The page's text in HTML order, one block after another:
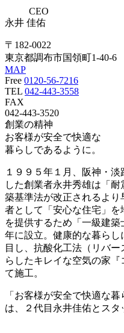
CEO
永井 佳佑
〒182-0022
東京都調布市国領町1-40-6
MAP
Free 0120-56-7216
TEL 042-443-3558
FAX
042-443-3520
創業の精神
お客様が安全で快適な
暮らしであるように。
１９９５年１月、阪神・
した創業者永井秀雄は「
築基準法が改正されるよ
者として「安心な住宅」
を提供するため「一級建
年に設立。健康的な暮ら
目し、抗酸化工法（リバ
らしたキレイな空気の家
て施工。
「お客様が安全で快適な
は、２代目永井佳佑とスタ